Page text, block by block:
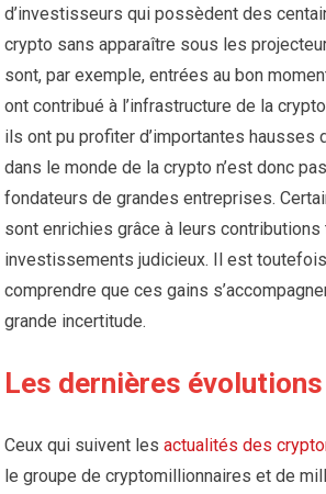
d’investisseurs qui possèdent des
crypto sans apparaître sous les
sont, par exemple, entrées au bon
ont contribué à l’infrastructure de la
ils ont pu profiter d’importantes hausses
dans le monde de la crypto n’est donc
fondateurs de grandes entreprises.
sont enrichies grâce à leurs
investissements judicieux. Il est
comprendre que ces gains
grande incertitude.
Les dernières évolutions
Ceux qui suivent lesactualités des
le groupe de cryptomillionnaires et de